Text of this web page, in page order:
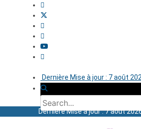
Dernière Mise à jour : 7 août
Dernière Mise à jour : 7 août